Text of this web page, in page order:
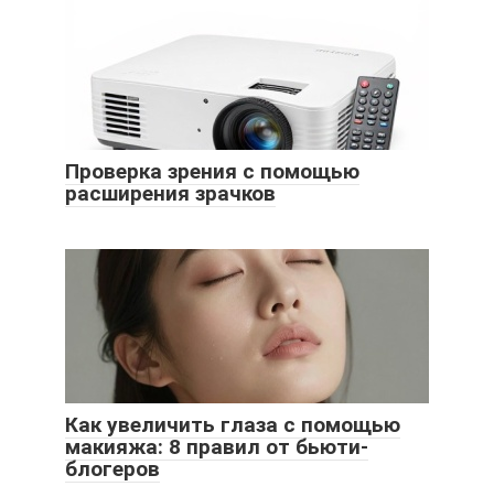
Проверка зрения с помощью
расширения зрачков
Как увеличить глаза с помощью
макияжа: 8 правил от бьюти-
блогеров